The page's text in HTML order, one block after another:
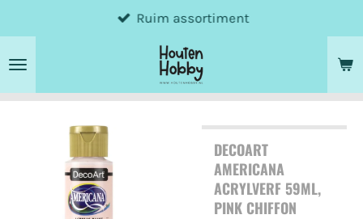
direct
naar
Ruim assortiment
DECOART
AMERICANA
ACRYLVERF 59ML,
PINK CHIFFON